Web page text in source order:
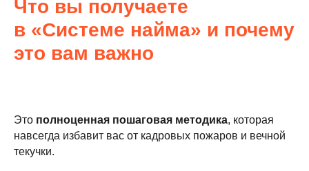
Что вы получаете
в «Системе найма» и почему
это вам важно
Это полноценная пошаговая методика, которая
навсегда избавит вас от кадровых пожаров и вечной
текучки.